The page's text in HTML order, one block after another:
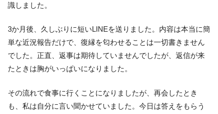
識しました。
3か月後、久しぶりに短いLINEを送りました。内容は本当に簡
単な近況報告だけで、復縁を匂わせることは一切書きません
でした。正直、返事は期待していませんでしたが、返信が来
たときは胸がいっぱいになりました。
その流れで食事に行くことになりましたが、再会したとき
も、私は自分に言い聞かせていました。今日は答えをもらう